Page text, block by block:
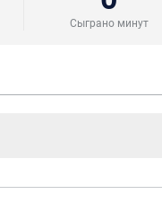
Сыграно минут